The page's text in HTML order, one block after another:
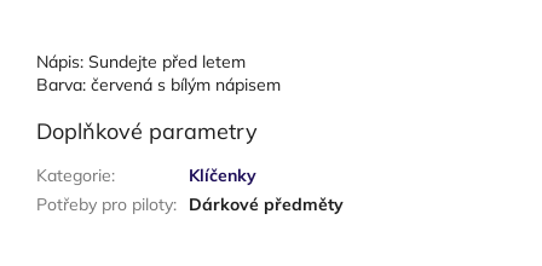
Nápis: Sundejte před letem
Barva: červená s bílým nápisem
Doplňkové parametry
Kategorie:
Klíčenky
Potřeby pro piloty: Dárkové předměty